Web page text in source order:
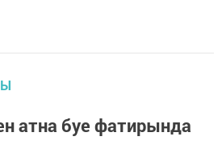
атна буе фатирында